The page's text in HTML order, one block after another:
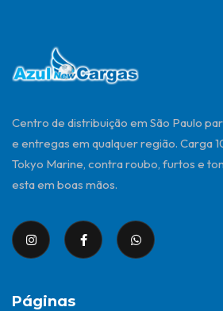
Centro de distribuição em São Paulo
e entregas em qualquer região. Carga
Tokyo Marine, contra roubo, furtos e
esta em boas mãos.
Páginas